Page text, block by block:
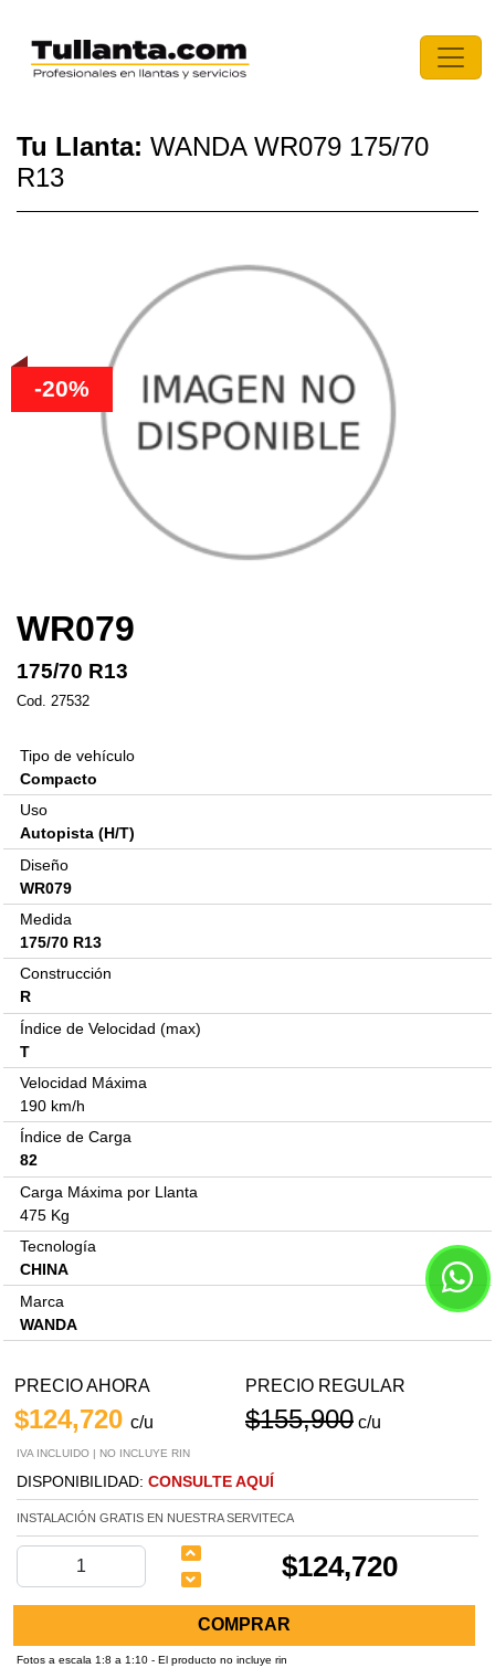
Tu Llanta: WANDA WR079 175/70
R13
-20%
WR079
175/70 R13
Cod. 27532
Tipo de vehículo
Compacto
Uso
Autopista (H/T)
Diseño
WR079
Medida
175/70 R13
Construcción
R
Índice de Velocidad (max)
T
Velocidad Máxima
190 km/h
Índice de Carga
82
Carga Máxima por Llanta
475 Kg
Tecnología
CHINA
Marca
WANDA
PRECIO AHORA
$124,720 c/u
PRECIO REGULAR
$155,900 c/u
IVA INCLUIDO | NO INCLUYE RIN
DISPONIBILIDAD: CONSULTE AQUÍ
INSTALACIÓN GRATIS EN NUESTRA SERVITECA
$124,720
COMPRAR
Fotos a escala 1:8 a 1:10 - El producto no incluye rin